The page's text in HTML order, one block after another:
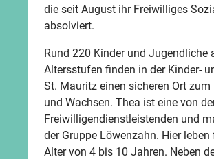
die seit August ihr Freiwilliges
absolviert.
Rund 220 Kinder und Jugendliche
Altersstufen finden in der Kinder-
St. Mauritz einen sicheren Ort zum
und Wachsen. Thea ist eine von
Freiwilligendienstleistenden und
der Gruppe Löwenzahn. Hier
Alter von 4 bis 10 Jahren. Neben